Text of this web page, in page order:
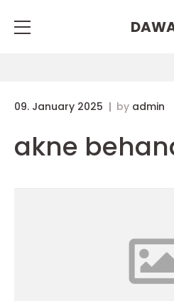
09. January 2025 by admin
akne